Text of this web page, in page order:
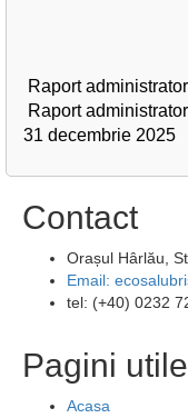
Raport
Raport
31 decembrie 2025
Contact
Orașul Hârlău,
Email:
tel: (+40) 0232
Pagini utile
Acasa